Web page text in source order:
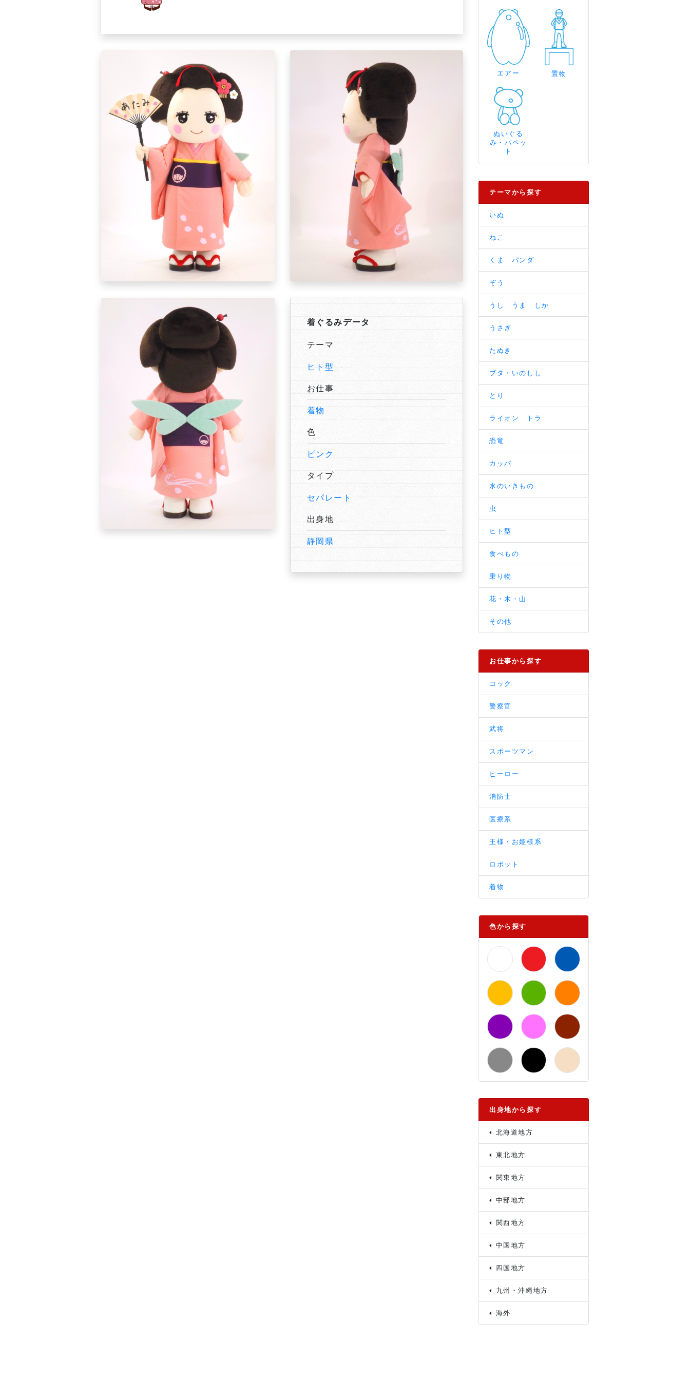
着ぐるみデータ
テーマ
ヒト型
お仕事
着物
色
ピンク
タイプ
セパレート
出身地
静岡県
エアー 置物
ぬいぐる
み・パペッ
ト
テーマから探す
いぬ
ねこ
くま パンダ
ぞう
うし うま しか
うさぎ
たぬき
ブタ・いのしし
とり
ライオン トラ
恐竜
カッパ
水のいきもの
虫
ヒト型
食べもの
乗り物
花・木・山
その他
お仕事から探す
コック
警察官
武将
スポーツマン
ヒーロー
消防士
医療系
王様・お姫様系
ロボット
着物
色から探す
出身地から探す
北海道地方
東北地方
関東地方
中部地方
関西地方
中国地方
四国地方
九州・沖縄地方
海外